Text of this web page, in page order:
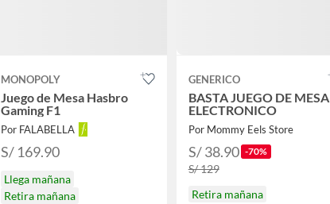
MONOPOLY
Juego de Mesa Hasbro
Gaming F1
Por FALABELLA
S/ 169.90
Llega mañana
Retira mañana
GENERICO
BASTA JUEGO DE MESA
ELECTRONICO
Por Mommy Eels Store
S/ 38.90 -70%
S/ 129
Retira mañana